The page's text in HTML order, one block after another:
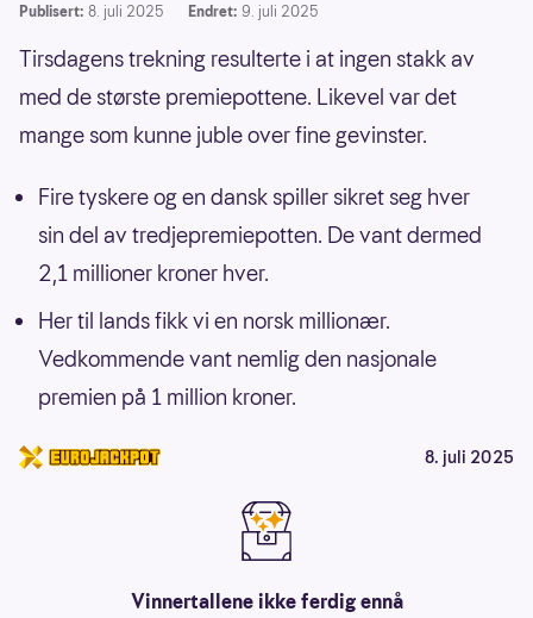
Publisert: 8. juli 2025 Endret: 9. juli 2025
Tirsdagens trekning resulterte i at ingen stakk av
med de største premiepottene. Likevel var det
mange som kunne juble over fine gevinster.
Fire tyskere og en dansk spiller sikret seg hver
sin del av tredjepremiepotten. De vant dermed
2,1 millioner kroner hver.
Her til lands fikk vi en norsk millionær.
Vedkommende vant nemlig den nasjonale
premien på 1 million kroner.
8. juli 2025
Vinnertallene ikke ferdig ennå